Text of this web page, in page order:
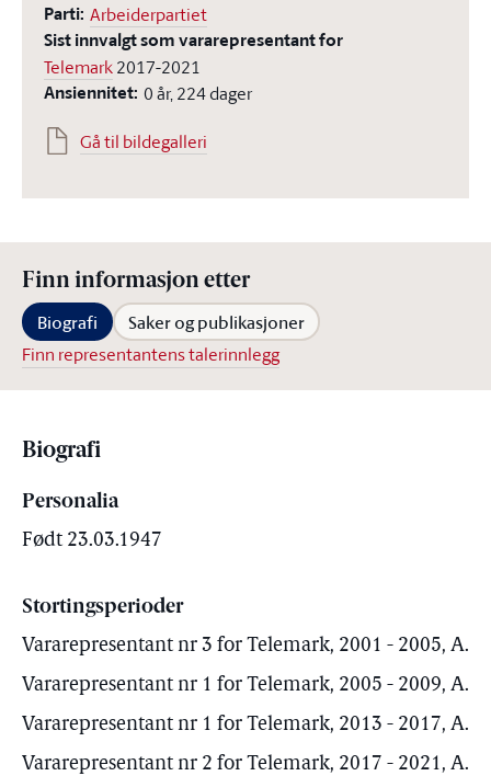
Parti: Arbeiderpartiet
Sist innvalgt som vararepresentant for
Telemark2017-2021
Ansiennitet: 0 år, 224 dager
Gå til bildegalleri
Finn informasjon etter
Biografi Saker og publikasjoner
Finn representantens talerinnlegg
Biografi
Personalia
Født 23.03.1947
Stortingsperioder
Vararepresentant nr 3 for Telemark, 2001 - 2005, A.
Vararepresentant nr 1 for Telemark, 2005 - 2009, A.
Vararepresentant nr 1 for Telemark, 2013 - 2017, A.
Vararepresentant nr 2 for Telemark, 2017 - 2021, A.